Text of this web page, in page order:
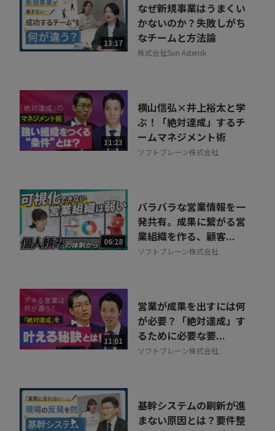
13:17
なぜ新規事業はうまくい
かないのか？失敗しがち
なチームと方法論
株式会社Sun Asterisk
11:23
横山信弘×井上裕太と学
ぶ！「絶対達成」するチ
ームマネジメント術
ソフトブレーン株式会社
06:28
バラバラな営業情報を一
発共有。成果に繋がる営
業組織を作る、顧客...
ソフトブレーン株式会社
11:01
営業が成果を出すには何
が必要？「絶対達成」す
るために必要な要...
ソフトブレーン株式会社
基幹システムの刷新が進
まない原因とは？要件整